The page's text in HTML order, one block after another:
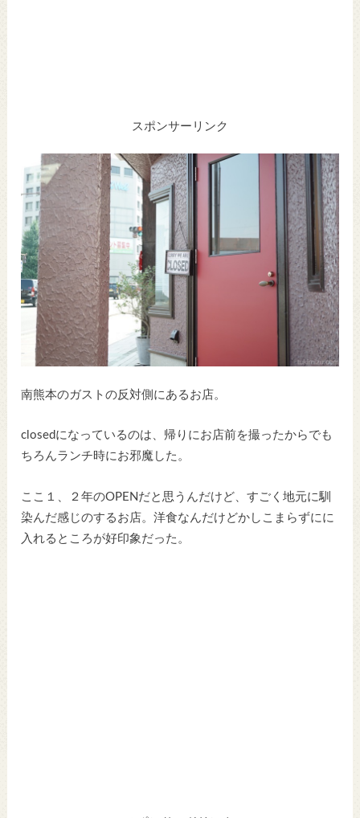
スポンサーリンク
南熊本のガストの反対側にあるお店。
closedになっているのは、帰りにお店前を撮ったからでも
ちろんランチ時にお邪魔した。
ここ１、２年のOPENだと思うんだけど、すごく地元に馴
染んだ感じのするお店。洋食なんだけどかしこまらずにに
入れるところが好印象だった。